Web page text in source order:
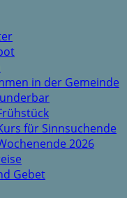
in der Gemeinde
für Sinnsuchende
2026
Gebet